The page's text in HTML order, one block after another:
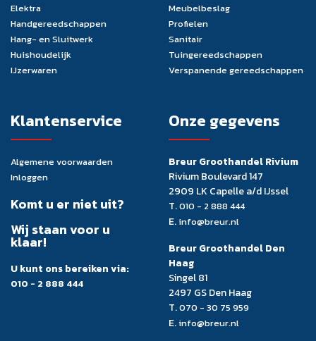
Elektra
Handgereedschappen
Hang- en Sluitwerk
Huishoudelijk
IJzerwaren
Meubelbeslag
Profielen
Sanitair
Tuingereedschappen
Verspanende gereedschappen
Klantenservice
Algemene voorwaarden
Inloggen
Komt u er niet uit?
Wij staan voor u
klaar!
U kunt ons bereiken via:
010 - 2 888 444
Onze gegevens
Breur Groothandel Rivium
Rivium Boulevard 147
2909 LK Capelle a/d IJssel
T.010 - 2 888 444
E. info@breur.nl
Breur Groothandel Den
Haag
Singel 81
2497 GS Den Haag
T.070 - 30 75 959
E. info@breur.nl